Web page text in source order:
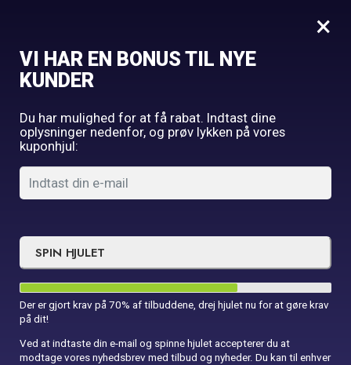
Forside Fødselsdag Slikposer
×
VI HAR EN BONUS TIL NYE
KUNDER
Du har mulighed for at få rabat. Indtast dine
oplysninger nedenfor, og prøv lykken på vores
kuponhjul:
SPIN HJULET
Der er gjort krav på 70% af tilbuddene, drej hjulet nu for at gøre krav
på dit!
Ved at indtaste din e-mail og spinne hjulet accepterer du at
modtage vores nyhedsbrev med tilbud og nyheder. Du kan til enhver